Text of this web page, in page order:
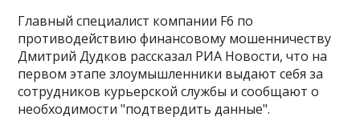
Главный специалист компании F6 по
противодействию финансовому мошенничеству
Дмитрий Дудков рассказал РИА Новости, что на
первом этапе злоумышленники выдают себя за
сотрудников курьерской службы и сообщают о
необходимости "подтвердить данные"​​​.